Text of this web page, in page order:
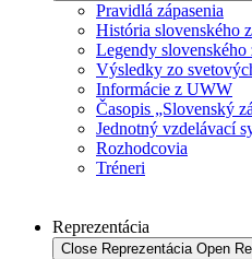
Pravidlá zápasenia
História slovenského
Legendy slovenského
Výsledky zo
Informácie z UWW
Časopis „Slovenský
Jednotný vzdelávací
Rozhodcovia
Tréneri
Reprezentácia
Close Reprezentácia Open